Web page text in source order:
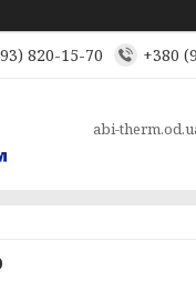
820-15-70 +380
abi-